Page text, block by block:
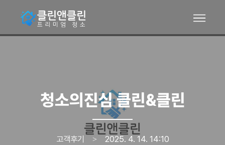
청소의진심 클린&클린
고객후기 > 2025. 4. 14. 14:10